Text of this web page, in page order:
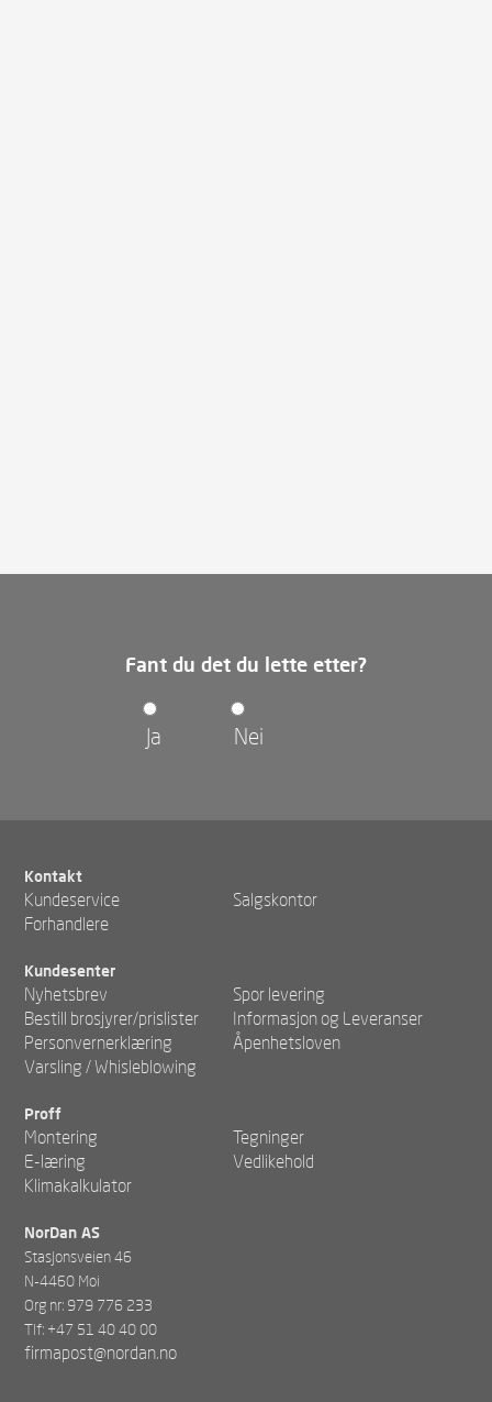
Fant du det du lette etter?
Ja Nei
Kontakt
Kundeservice
Salgskontor
Forhandlere
Kundesenter
Nyhetsbrev
Spor levering
Bestill brosjyrer/prislister
Informasjon og Leveranser
Personvernerklæring
Åpenhetsloven
Varsling / Whisleblowing
Proff
Montering
Tegninger
E-læring
Vedlikehold
Klimakalkulator
NorDan AS
Stasjonsveien 46
N-4460 Moi
Org nr: 979 776 233
Tlf: +47 51 40 40 00
firmapost@nordan.no